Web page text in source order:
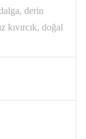
derin
kıvırcık, doğal